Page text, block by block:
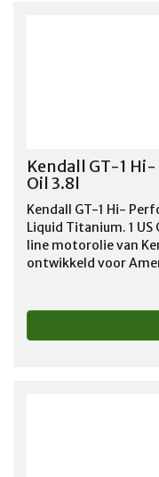
Kendall GT-1
Oil 3.8l
Kendall GT-1 Hi-
Liquid Titanium. 1
line motorolie van
ontwikkeld voor
zwaardere belasting
toevoegingen, zoals
gehalte, garandeert